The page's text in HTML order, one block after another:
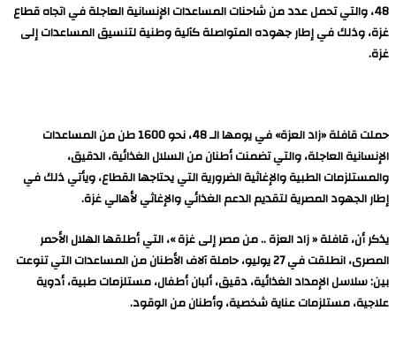
48، والتي تحمل عدد من شاحنات المساعدات الإنسانية العاجلة في اتجاه قطاع
غزة، وذلك في إطار جهوده المتواصلة كآلية وطنية لتنسيق المساعدات إلى
غزة.
حملت قافلة «زاد العزة» في يومها الـ 48، نحو 1600 طن من المساعدات
الإنسانية العاجلة، والتي تضمنت أطنان من السلال الغذائية، الدقيق،
والمستلزمات الطبية والإغاثية الضرورية التي يحتاجها القطاع، ويأتي ذلك في
إطار الجهود المصرية لتقديم الدعم الغذائي والإغاثي لأهالي غزة.
يذكر أن، قافلة « زاد العزة .. من مصر إلى غزة »، التي أطلقها الهلال الأحمر
المصرى، انطلقت في 27 يوليو، حاملة آلاف الأطنان من المساعدات التي تنوعت
بين: سلاسل الإمداد الغذائية، دقيق، ألبان أطفال، مستلزمات طبية، أدوية
علاجية، مستلزمات عناية شخصية، وأطنان من الوقود.